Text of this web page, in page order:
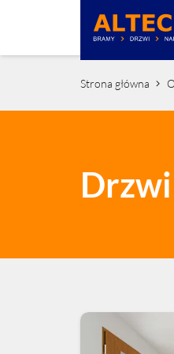
Strona główna